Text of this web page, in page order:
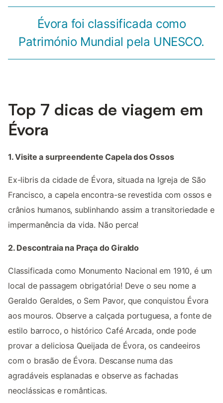
Évora foi classificada como
Património Mundial pela UNESCO.
Top 7 dicas de viagem em
Évora
1. Visite a surpreendente Capela dos Ossos
Ex-libris da cidade de Évora, situada na Igreja de São
Francisco, a capela encontra-se revestida com ossos e
crânios humanos, sublinhando assim a transitoriedade e
impermanência da vida. Não perca!
2. Descontraia na Praça do Giraldo
Classificada como Monumento Nacional em 1910, é um
local de passagem obrigatória! Deve o seu nome a
Geraldo Geraldes, o Sem Pavor, que conquistou Évora
aos mouros. Observe a calçada portuguesa, a fonte de
estilo barroco, o histórico Café Arcada, onde pode
provar a deliciosa Queijada de Évora, os candeeiros
com o brasão de Évora. Descanse numa das
agradáveis esplanadas e observe as fachadas
neoclássicas e românticas.